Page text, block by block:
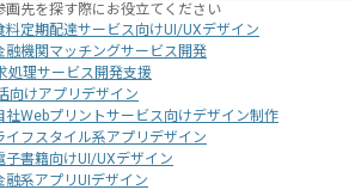
先を探す際にお役立てください
料定期配達サービス向けUI/UXデザイン
融機関マッチングサービス開発
処理サービス開発支援
向けアプリデザイン
社Webプリントサービス向けデザイン制作
イフスタイル系アプリデザイン
子書籍向けUI/UXデザイン
融系アプリUIデザイン